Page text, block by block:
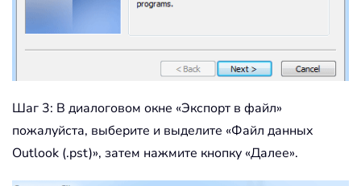
Шаг 3: В диалоговом окне «Экспорт в файл»
пожалуйста, выберите и выделите «Файл данных
Outlook (.pst)», затем нажмите кнопку «Далее».